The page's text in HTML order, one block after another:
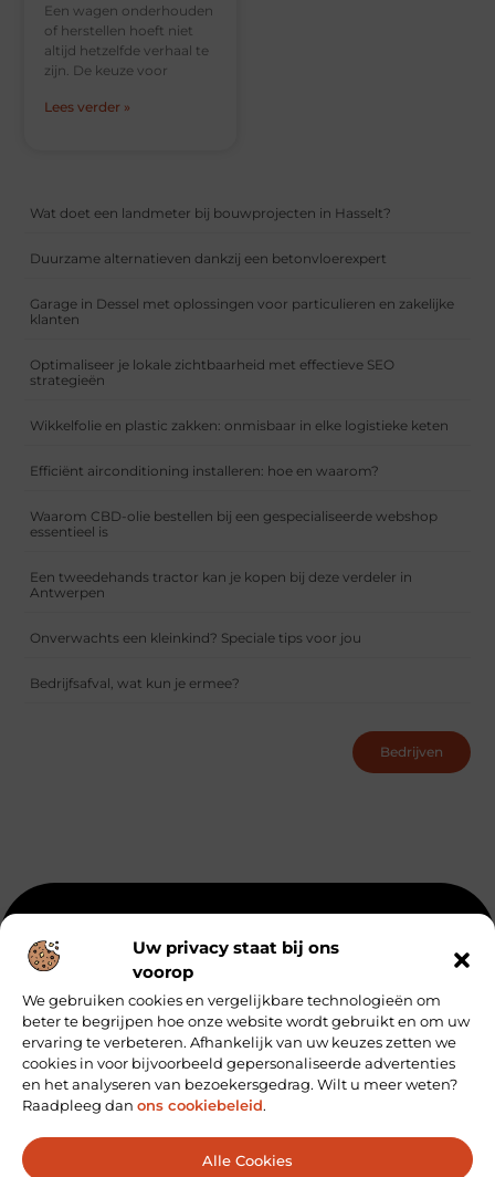
Uw privacy staat bij ons
voorop
We gebruiken cookies en vergelijkbare technologieën om
beter te begrijpen hoe onze website wordt gebruikt en om uw
ervaring te verbeteren. Afhankelijk van uw keuzes zetten we
cookies in voor bijvoorbeeld gepersonaliseerde advertenties
en het analyseren van bezoekersgedrag. Wilt u meer weten?
Raadpleeg dan ons cookiebeleid.
Alle Cookies
Een wagen onderhouden
of herstellen hoeft niet
altijd hetzelfde verhaal te
zijn. De keuze voor
Lees verder »
Wat doet een landmeter bij bouwprojecten in Hasselt?
Duurzame alternatieven dankzij een betonvloerexpert
Garage in Dessel met oplossingen voor particulieren en zakelijke
klanten
Optimaliseer je lokale zichtbaarheid met effectieve SEO
strategieën
Wikkelfolie en plastic zakken: onmisbaar in elke logistieke keten
Efficiënt airconditioning installeren: hoe en waarom?
Waarom CBD-olie bestellen bij een gespecialiseerde webshop
essentieel is
Een tweedehands tractor kan je kopen bij deze verdeler in
Antwerpen
Onverwachts een kleinkind? Speciale tips voor jou
Bedrijfsafval, wat kun je ermee?
Bedrijven
Beroemdheden Uit de Media Partners
Ons team
Website index
Cookiebeleid (EU)
Koop Backlinks: Zo Vergroot Je de Autoriteit van Je Website
Geld verdienen via internet: hoe jij online inkomsten kunt genereren